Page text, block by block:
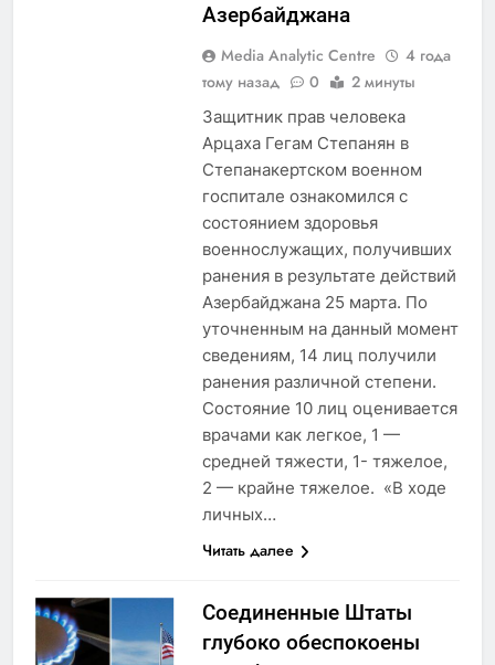
Азербайджана
Media Analytic Centre
4 года
тому назад
0 2 минуты
Защитник прав человека
Арцаха Гегам Степанян в
Степанакертском военном
госпитале ознакомился с
состоянием здоровья
военнослужащих, получивших
ранения в результате действий
Азербайджана 25 марта. По
уточненным на данный момент
сведениям, 14 лиц получили
ранения различной степени.
Состояние 10 лиц оценивается
врачами как легкое, 1 —
средней тяжести, 1- тяжелое,
2 — крайне тяжелое. «В ходе
личных…
Читать далее
Соединенные Штаты
глубоко обеспокоены